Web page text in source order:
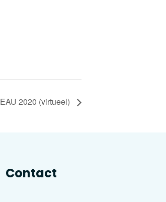
EAU 2020 (virtueel)
Contact